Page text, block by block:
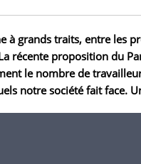
à grands traits, entre les
récente proposition du
le nombre de
notre société fait face.